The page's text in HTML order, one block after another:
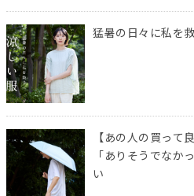
猛暑の日々に私を
【あの人の買って
「ありそうでなか
い